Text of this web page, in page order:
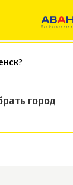
?
город
и оплата